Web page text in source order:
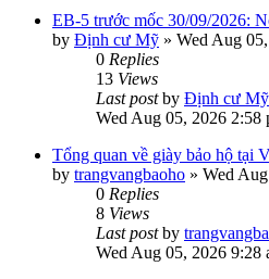
EB-5 trước mốc 30/09/2026:
by Định cư Mỹ » Wed Aug
0 Replies
13 Views
Last postby Định cư Mỹ
Wed Aug 05, 2026 2:58
Tổng quan về giày bảo hộ tại
by trangvangbaoho » Wed
0 Replies
8 Views
Last postby
Wed Aug 05, 2026 9:28